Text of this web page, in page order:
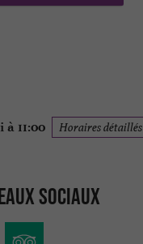
11:00 Horaires détaillés
sociaux